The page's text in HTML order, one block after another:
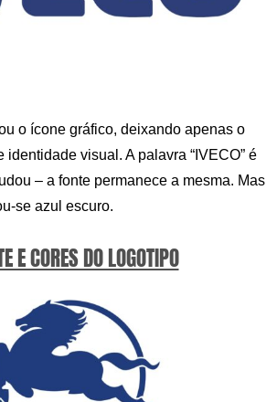
o ícone gráfico, deixando apenas o
identidade visual. A palavra “IVECO” é
– a fonte permanece a mesma. Mas
se azul escuro.
E CORES DO LOGOTIPO